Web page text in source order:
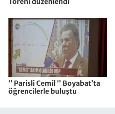
‘’ Parisli Cemil ‘’ Boyabat’ta
öğrencilerle buluştu